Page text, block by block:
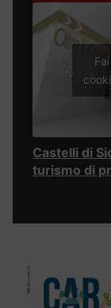
Castelli di
turismo di